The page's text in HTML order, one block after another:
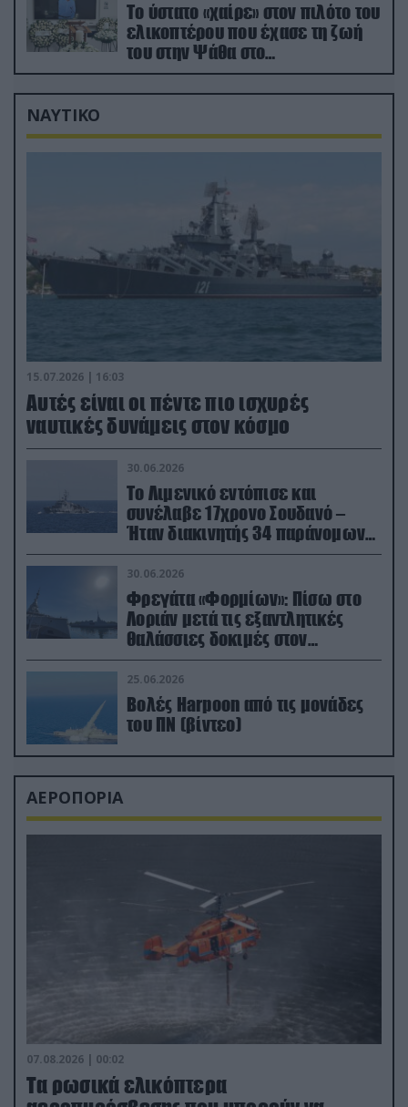
Το ύστατο «χαίρε» στον πιλότο του
ελικοπτέρου που έχασε τη ζωή
του στην Ψάθα στο
αποτεφρωτήριο Ριτσώνας
ΝΑΥΤΙΚΟ
15.07.2026 | 16:03
Aυτές είναι οι πέντε πιο ισχυρές
ναυτικές δυνάμεις στον κόσμο
30.06.2026
Το Λιμενικό εντόπισε και
συνέλαβε 17χρονο Σουδανό –
Ήταν διακινητής 34 παράνομων
μεταναστών
30.06.2026
Φρεγάτα «Φορμίων»: Πίσω στο
Λοριάν μετά τις εξαντλητικές
θαλάσσιες δοκιμές στον
απαιτητικό Βισκαϊκό
25.06.2026
Βολές Harpoon από τις μονάδες
του ΠΝ (βίντεο)
ΑΕΡΟΠΟΡΙΑ
07.08.2026 | 00:02
Τα ρωσικά ελικόπτερα